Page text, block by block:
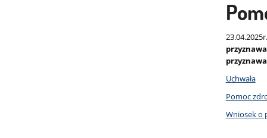
Uchwała
Pomoc
Wniosek o